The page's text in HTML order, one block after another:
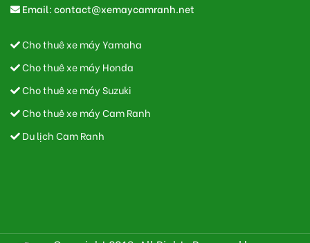
Email:contact@xemaycamranh.net
Cho thuê xe máy Yamaha
Cho thuê xe máy Honda
Cho thuê xe máy Suzuki
Cho thuê xe máy Cam Ranh
Du lịch Cam Ranh